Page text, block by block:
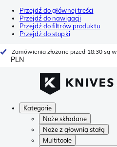
Przejdź do głównej treści
Przejdź do nawigacji
Przejdź do filtrów produktu
Przejdź do stopki
Zamówienia złożone przed 18:30 są
PLN
Kategorie
Noże składane
Noże z głownią stałą
Multitoole